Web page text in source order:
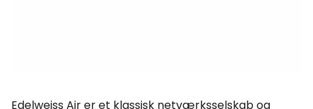
Edelweiss Air er et klassisk netværksselskab og